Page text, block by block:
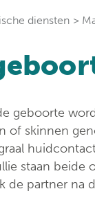
diensten
geboorte
of skinnen
staan beide
de partner na